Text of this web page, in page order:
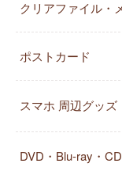
クリアファイル・
ポストカード
スマホ 周辺グッズ
DVD・Blu-ray・